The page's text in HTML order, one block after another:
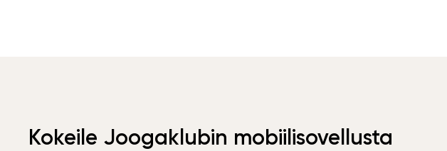
Kokeile Joogaklubin mobiilisovellusta